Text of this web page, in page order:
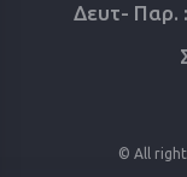
Δευτ- Παρ.
© All